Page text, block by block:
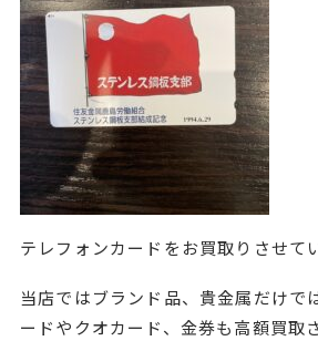
テレフォンカードをお買取りさせて
当店ではブランド品、貴金属だけで
ードやクオカード、金券も高額買取